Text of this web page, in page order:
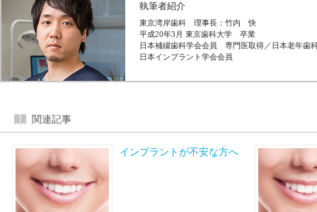
執筆者紹介
東京湾岸歯科 理事長：竹内 快
平成20年3月 東京歯科大学 卒業
日本補綴歯科学会会員 専門医取得／日本老年歯
日本インプラント学会会員
関連記事
インプラントが不安な方へ